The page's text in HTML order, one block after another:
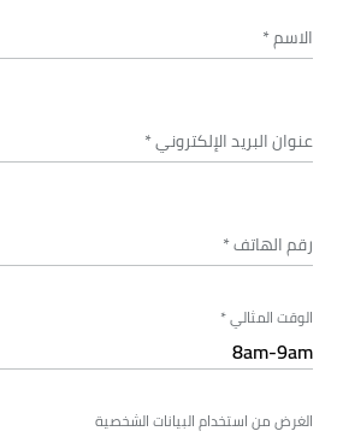
الاسم*
عنوان البريد الإلكتروني*
رقم الهاتف*
الوقت المثالي*
الغرض من استخدام البيانات الشخصية